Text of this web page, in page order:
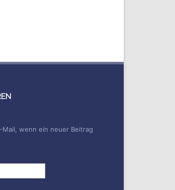
Mail, wenn ein neuer Beitrag